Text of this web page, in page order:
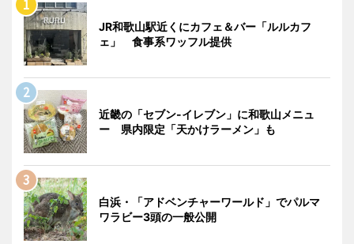
JR和歌山駅近くにカフェ＆バー「ルルカフ
ェ」 食事系ワッフル提供
近畿の「セブン-イレブン」に和歌山メニュ
ー 県内限定「天かけラーメン」も
白浜・「アドベンチャーワールド」でパルマ
ワラビー3頭の一般公開